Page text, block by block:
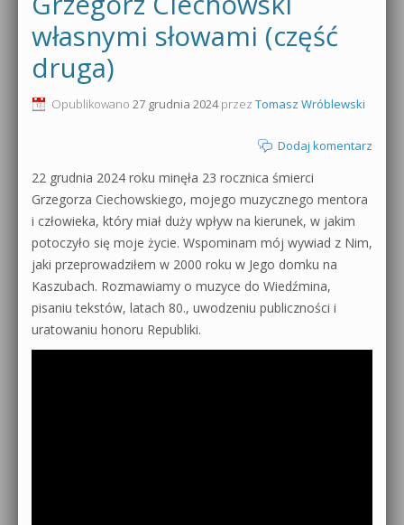
Produkcja muzyczna od podstaw
Sylenth1 od podstaw
Kontakt 5 Kompendium
Pakiety
0dB.pl - informacje
Newsletter
Materiały dla mediów
Polityka prywatności
Regulamin
Działanie sklepu internetowego
Wyszukiwanie
własnymi słowami (część
druga)
Opublikowano 27 grudnia 2024przez Tomasz Wróblewski
Dodaj komentarz
22 grudnia 2024 roku minęła 23 rocznica śmierci
Grzegorza Ciechowskiego, mojego muzycznego mentora
i człowieka, który miał duży wpływ na kierunek, w jakim
potoczyło się moje życie. Wspominam mój wywiad z Nim,
jaki przeprowadziłem w 2000 roku w Jego domku na
Kaszubach. Rozmawiamy o muzyce do Wiedźmina,
pisaniu tekstów, latach 80., uwodzeniu publiczności i
uratowaniu honoru Republiki.